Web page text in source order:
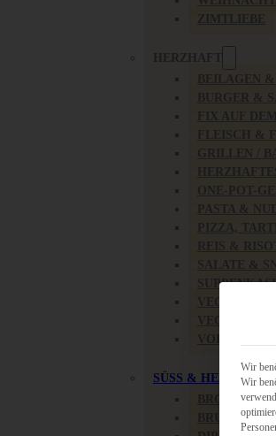
HERZHAFT
SALATE &
SÜSS & HERZHAFT
BRUNCH &
Wir
Wir